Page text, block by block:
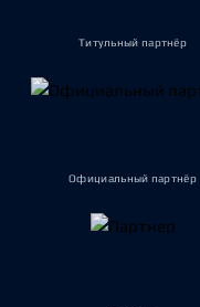
Титульный партнёр
Официальный партнёр